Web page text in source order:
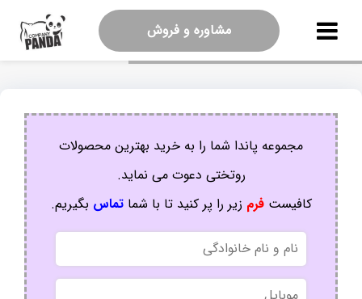
مشاوره و فروش
مجموعه پاندا شما را به خرید بهترین محصولات
روتختی دعوت می نماید.
کافیستفرم زیر را پر کنید تا با شماتماس بگیریم.
نام
و
نام
خانوادگی
موبایل